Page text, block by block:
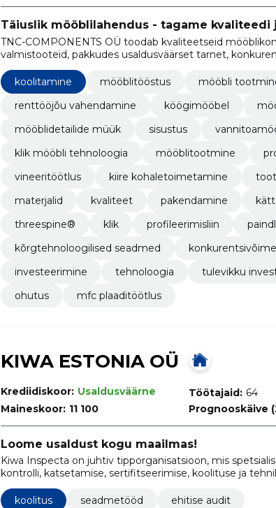
Täiuslik mööblilahendus - tagame kvaliteedi
TNC-COMPONENTS OÜ toodab kvaliteetseid mööblikomponente ja
valmistooteid, pakkudes usaldusväärset tarnet,
koolitamine
mööblitööstus
mööbli
renttööjõu vahendamine
köögimööbel
mööblidetailide müük
sisustus
klik mööbli tehnoloogia
mööblitootmine
vineeritöötlus
kiire kohaletoimetamine
materjalid
kvaliteet pakendamine
threespine®
klik profileerimisliin
kõrgtehnoloogilised seadmed
investeerimine
tehnoloogia
tulevikku
ohutus
mfc plaaditöötlus
KIWA ESTONIA OÜ
Krediidiskoor: Usaldusväärne
Maineskoor: 11 100
Töötajaid: 64
Prognooskäive
Loome usaldust kogu maailmas!
Kiwa Inspecta on juhtiv tipporganisatsioon, mis
kontrolli, katsetamise, sertifitseerimise, koolituse ja
valdkondades.
koolitus
seadmetööd
ehitise audit